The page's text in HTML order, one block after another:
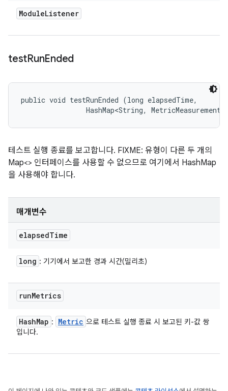
ModuleListener
testRunEnded
public void testRunEnded (long elapsedTime,
HashMap<String,
테스트 실행 종료를 보고합니다. FIXME: 유형이 다른 두 개의
Map<> 인터페이스를 사용할 수 없으므로 여기에서 HashMap
을 사용해야 합니다.
매개변수
elapsedTime
long : 기기에서 보고한 경과 시간(밀리초)
runMetrics
HashMap : Metric 으로 테스트 실행 종료 시 보고된 키-값 쌍
입니다.